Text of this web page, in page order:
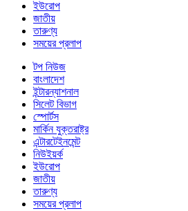
ইউরোপ
জাতীয়
তারুণ্য
সময়ের প্রলাপ
টপ নিউজ
বাংলাদেশ
ইন্টারন্যাশনাল
সিলেট বিভাগ
স্পোর্টস
মার্কিন যুক্তরাষ্ট্র
এন্টারটেইনমেন্ট
নিউইয়র্ক
ইউরোপ
জাতীয়
তারুণ্য
সময়ের প্রলাপ